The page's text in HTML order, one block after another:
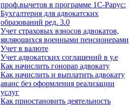
проф.вычетов в программе 1С-Рарус:
Бухгалтерия для адвокатских
образований ред. 3.0
Учет страховых взносов адвокатов,
являющихся военными пенсионерами
Учет в валюте
Учет адвокатских соглашений в у.е
Как начислить гонорар адвокату
Как начислить и выплатить адвокату
аванс без оформления реализации
услуг
Как приостановить деятельность